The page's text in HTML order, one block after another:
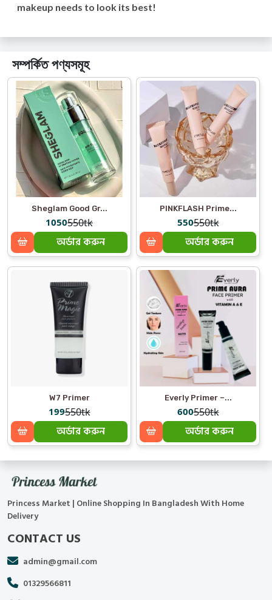
makeup needs to look its best!
সম্পর্কিত পণ্যসমূহ
Sheglam Good Gr...
1050550tk
অর্ডার করুন
PINKFLASH Prime...
550550tk
অর্ডার করুন
W7 Primer
199550tk
অর্ডার করুন
Everly Primer –...
600550tk
অর্ডার করুন
Princess Market | Online Shopping In Bangladesh With Home
Delivery
CONTACT US
admin@gmail.com
01329566811